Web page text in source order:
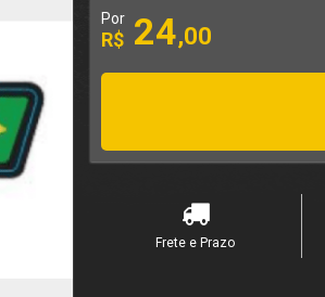
Por
R$ 24,00
Frete e Prazo